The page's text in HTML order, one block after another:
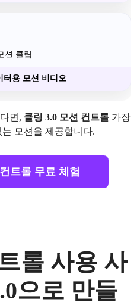
션 클립
터용 모션 비디오
면, 클링 3.0 모션 컨트롤 가장
모션을 제공합니다.
트롤 무료 체험
롤 사용 사
으로 만들